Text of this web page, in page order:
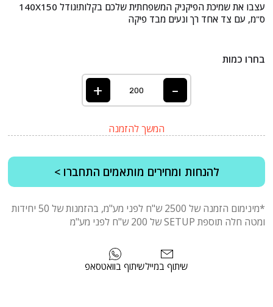
עצבו את שמיכת הפיקניק המשפחתית שלכם בקלות!גודל 140X150
ס"מ, עם צד אחד רך ונעים מבד פיקה
בחרו כמות
-
+
המשך להזמנה
להנחות ומחירים מותאמים התחברו >
*מינימום הזמנה של 2500 ש"ח לפני מע"מ, בהזמנות של 50 יחידות
ומטה חלה תוספת SETUP של 200 ש"ח לפני מע"מ
שיתוף בוואטסאפשיתוף במייל